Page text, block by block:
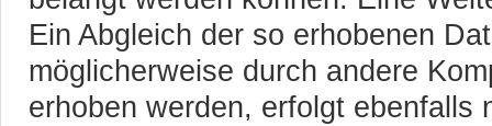
Ein Abgleich der so erhobenen
möglicherweise durch andere
erhoben werden, erfolgt ebenfalls